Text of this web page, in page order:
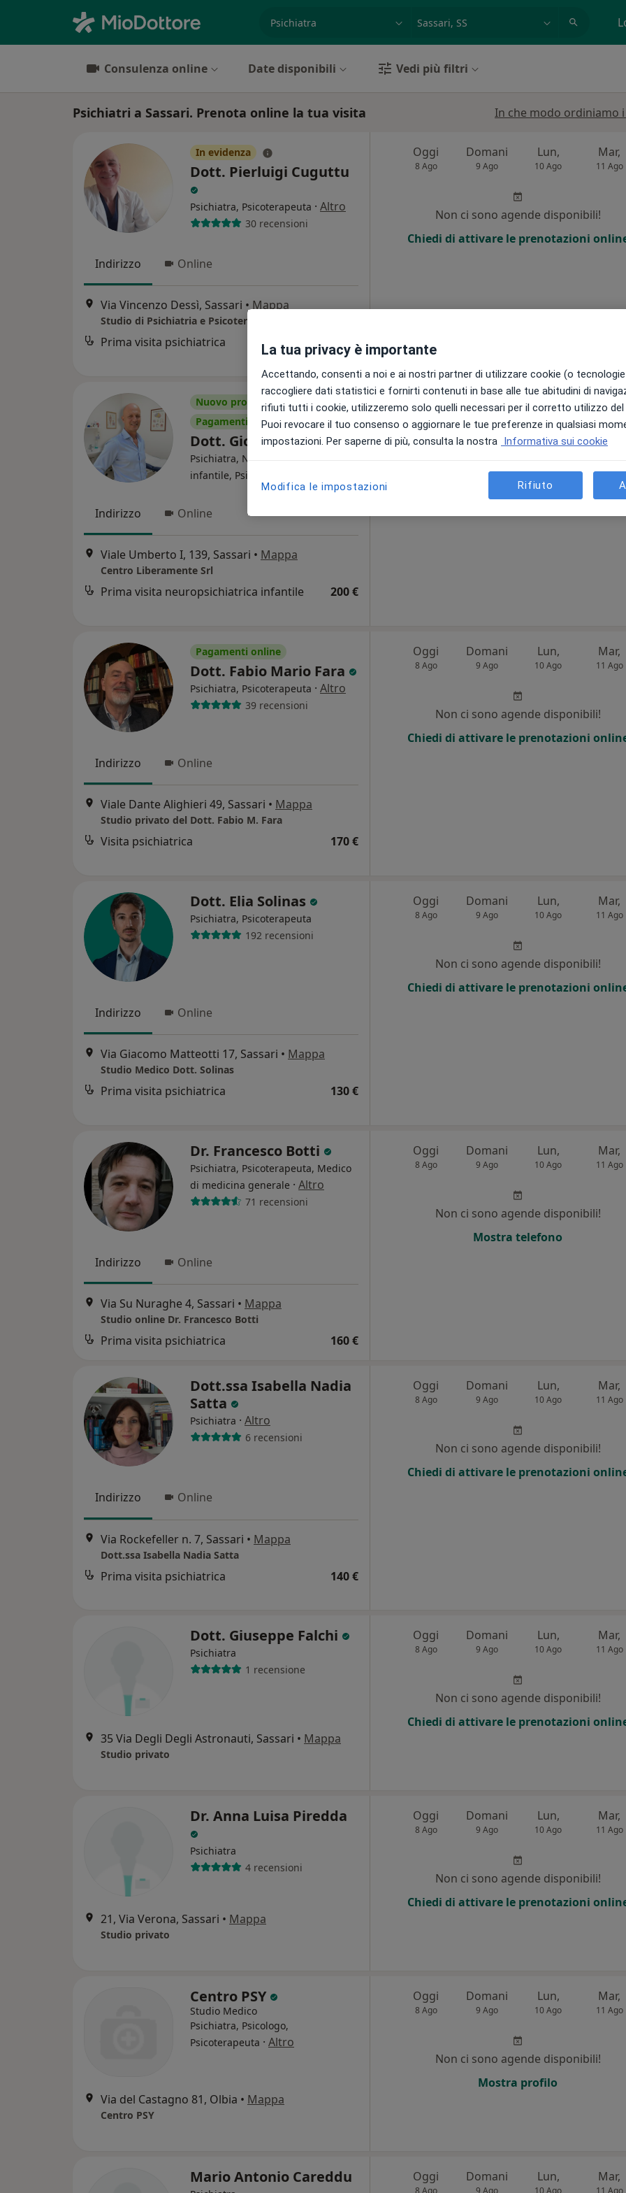
Consulenza online Date disponibili Vedi più filtri
Psichiatri a Sassari. Prenota online la tua visita In che modo ordiniamo
In evidenza
Dott. Pierluigi Cuguttu
Psichiatra, Psicoterapeuta · Altro
30 recensioni
Indirizzo Online
Via Vincenzo Dessì, Sassari • Mappa
Prima visita psichiatrica 120 €
Oggi
8 Ago
Domani
9 Ago
Lun,
10 Ago
Mar,
11 Ago
Non ci sono agende disponibili!
Chiedi di attivare le prenotazioni
Nuovo profilo su MioDottore
Pagamenti online
Dott. Giorgio Gaspa
Psichiatra, Neuropsichiatra
infantile, Psicoterapeuta
Indirizzo Online
Viale Umberto I, 139, Sassari • Mappa
Centro Liberamente Srl
Prima visita neuropsichiatrica infantile 200 €
Oggi Domani Lun, Mar,
Chiedi di attivare le prenotazioni
Pagamenti online
Dott. Fabio Mario Fara
Psichiatra, Psicoterapeuta · Altro
39 recensioni
Indirizzo Online
Viale Dante Alighieri 49, Sassari • Mappa
Studio privato del Dott. Fabio M. Fara
Visita psichiatrica 170 €
Oggi
8 Ago
Domani
9 Ago
Lun,
10 Ago
Mar,
11 Ago
Non ci sono agende disponibili!
Chiedi di attivare le prenotazioni
Dott. Elia Solinas
Psichiatra, Psicoterapeuta
192 recensioni
Indirizzo Online
Via Giacomo Matteotti 17, Sassari • Mappa
Studio Medico Dott. Solinas
Prima visita psichiatrica 130 €
Oggi
8 Ago
Domani
9 Ago
Lun,
10 Ago
Mar,
11 Ago
Non ci sono agende disponibili!
Chiedi di attivare le prenotazioni
Dr. Francesco Botti
Psichiatra, Psicoterapeuta, Medico
di medicina generale · Altro
71 recensioni
Indirizzo Online
Via Su Nuraghe 4, Sassari • Mappa
Studio online Dr. Francesco Botti
Prima visita psichiatrica 160 €
Oggi
8 Ago
Domani
9 Ago
Lun,
10 Ago
Mar,
11 Ago
Non ci sono agende disponibili!
Mostra telefono
Dott.ssa Isabella Nadia
Satta
Psichiatra · Altro
6 recensioni
Indirizzo Online
Via Rockefeller n. 7, Sassari • Mappa
Dott.ssa Isabella Nadia Satta
Prima visita psichiatrica 140 €
Oggi
8 Ago
Domani
9 Ago
Lun,
10 Ago
Mar,
11 Ago
Non ci sono agende disponibili!
Chiedi di attivare le prenotazioni
Dott. Giuseppe Falchi
Psichiatra
1 recensione
35 Via Degli Degli Astronauti, Sassari • Mappa
Studio privato
Oggi
8 Ago
Domani
9 Ago
Lun,
10 Ago
Mar,
11 Ago
Non ci sono agende disponibili!
Chiedi di attivare le prenotazioni
Dr. Anna Luisa Piredda
Psichiatra
4 recensioni
21, Via Verona, Sassari • Mappa
Studio privato
Oggi
8 Ago
Domani
9 Ago
Lun,
10 Ago
Mar,
11 Ago
Non ci sono agende disponibili!
Chiedi di attivare le prenotazioni
Centro PSY
Studio Medico
Psichiatra, Psicologo,
Psicoterapeuta · Altro
Via del Castagno 81, Olbia • Mappa
Centro PSY
Oggi
8 Ago
Domani
9 Ago
Lun,
10 Ago
Mar,
11 Ago
Non ci sono agende disponibili!
Mostra profilo
Mario Antonio Careddu Oggi Domani Lun, Mar,
La tua privacy è importante
Accettando, consenti a noi e ai nostri partner di utilizzare cookie (o
raccogliere dati statistici e fornirti contenuti in base alle tue abitudini di
rifiuti tutti i cookie, utilizzeremo solo quelli necessari per il corretto utilizzo
Puoi revocare il tuo consenso o aggiornare le tue preferenze in qualsiasi
impostazioni. Per saperne di più, consulta la nostra
Informativa sui cookie
Modifica le impostazioni Rifiuto